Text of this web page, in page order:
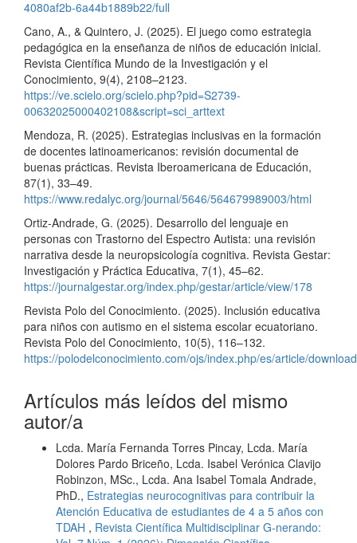
4080af2b-6a44b1889b22/full
Cano, A., & Quintero, J. (2025). El juego como estrategia
pedagógica en la enseñanza de niños de educación inicial.
Revista Científica Mundo de la Investigación y el
Conocimiento, 9(4), 2108–2123.
https://ve.scielo.org/scielo.php?pid=S2739-
00632025000402108&script=sci_arttext
Mendoza, R. (2025). Estrategias inclusivas en la formación
de docentes latinoamericanos: revisión documental de
buenas prácticas. Revista Iberoamericana de Educación,
87(1), 33–49.
https://www.redalyc.org/journal/5646/564679989003/html
Ortiz-Andrade, G. (2025). Desarrollo del lenguaje en
personas con Trastorno del Espectro Autista: una revisión
narrativa desde la neuropsicología cognitiva. Revista Gestar:
Investigación y Práctica Educativa, 7(1), 45–62.
https://journalgestar.org/index.php/gestar/article/view/178
Revista Polo del Conocimiento. (2025). Inclusión educativa
para niños con autismo en el sistema escolar ecuatoriano.
Revista Polo del Conocimiento, 10(5), 116–132.
https://polodelconocimiento.com/ojs/index.php/es/article/
Artículos más leídos del mismo
autor/a
Lcda. María Fernanda Torres Pincay, Lcda. María
Dolores Pardo Briceño, Lcda. Isabel Verónica Clavijo
Robinzon, MSc., Lcda. Ana Isabel Tomala Andrade,
PhD., Estrategias neurocognitivas para contribuir la
Atención Educativa de estudiantes de 4 a 5 años con
TDAH , Revista Científica Multidisciplinar G-nerando: